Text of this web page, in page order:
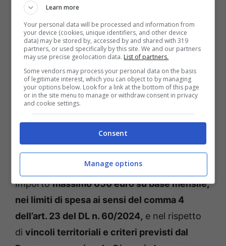
L’esonero spetta se c’è
indeterminato, senza limite d’età, e che
all’assunzione ci siano almeno una delle
condizioni in esame.Assenza di un impiego
regolarmente retribuito da 24 mesi, ovunque
sia la residenza; mancanza di impiego
retribuito da 6 mesi, e residenza in Regioni
della ZES per il Mezzogiorno. Infine, che
svolgano professioni o attività in settori con
disparità di genere.
Importomassimo 650 euro su base mensile,
nei limiti di spesa ai sensi del comma 4
dell’art. 23 del DL n. 60/2024, e nel rispetto
di vincoli territoriali e criteri previsti dal
Learn more
Your personal data will be processed and information from
your device (cookies, unique identifiers, and other device
data) may be stored by, accessed by and shared with 319
partners, or used specifically by this site. We and our partners
may use precise geolocation data. List of partners.
Some vendors may process your personal data on the basis
of legitimate interest, which you can object to by managing
your options below. Look for a link at the bottom of this page
or in the site menu to manage or withdraw consent in privacy
and cookie settings.
Consent
Manage options